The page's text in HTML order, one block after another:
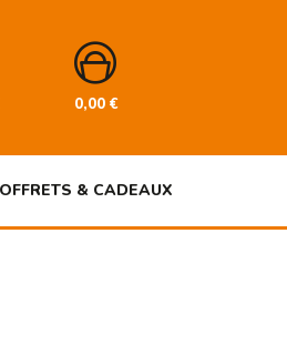
0,00€
& CADEAUX